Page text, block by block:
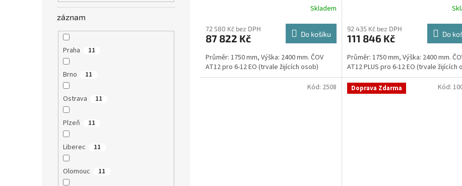
záznam
Praha 11
Brno 11
Ostrava 11
Plzeň 11
Liberec 11
Olomouc 11
Skladem
72 580 Kč bez DPH
87 822 Kč Do košíku
Průměr: 1750 mm, Výška: 2400 mm. ČOV
AT12 pro 6-12 EO (trvale žijících osob)
produktu
je
z
5
hvězdiček.
92 435 Kč bez DPH
111 846 Kč Do
Průměr: 1750 mm, Výška: 2400 mm.
AT12 PLUS pro 6-12 EO (trvale žijících
Kód: 2508 Doprava Zdarma Kód: